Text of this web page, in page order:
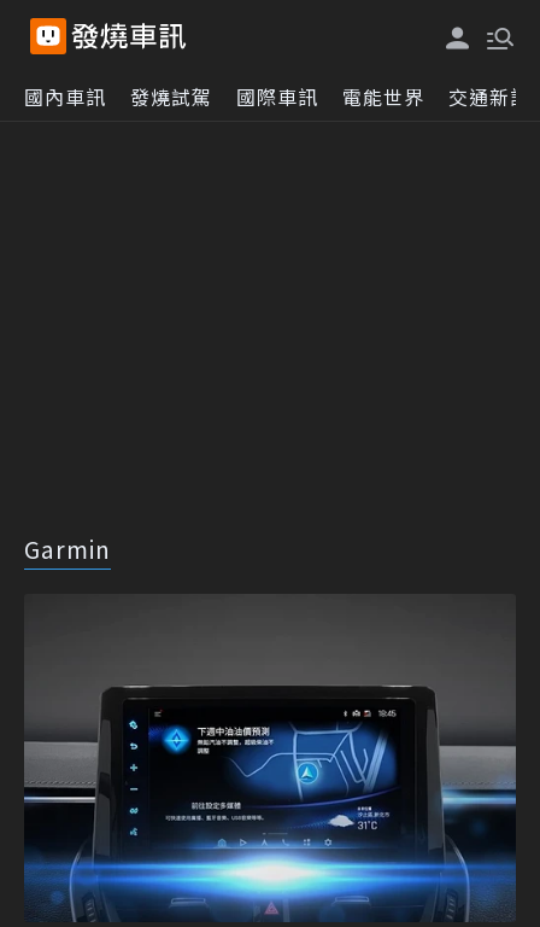
國內車訊 發燒試駕 國際車訊 電能世界 交通新訊
Garmin